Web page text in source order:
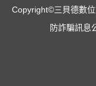
Copyright©三貝德數
防詐騙訊息